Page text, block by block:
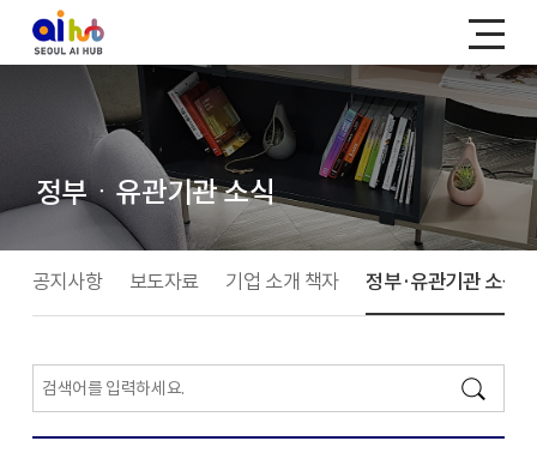
정부ㆍ유관기관 소식
공지사항 보도자료 기업 소개 책자 정부·유관기관 소식